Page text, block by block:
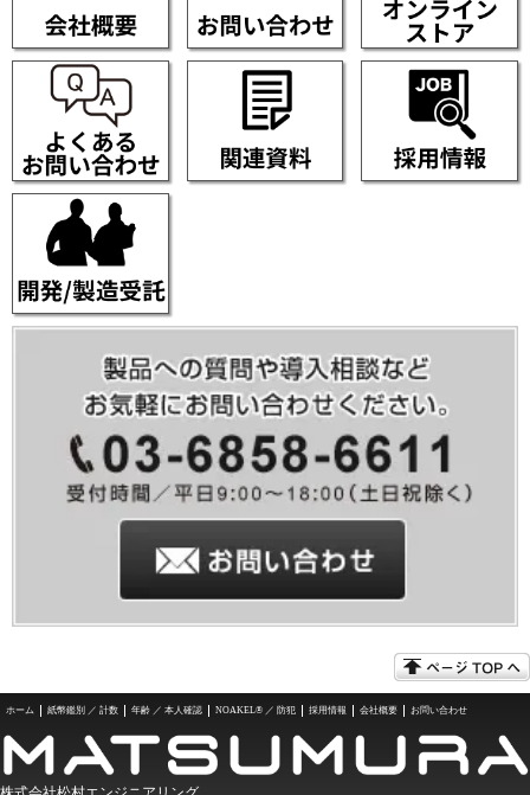
ホーム 紙幣鑑別 ／ 計数 年齢 ／ 本人確認 NOAKEL® ／ 防犯 採用情報 会社概要 お問い合わせ